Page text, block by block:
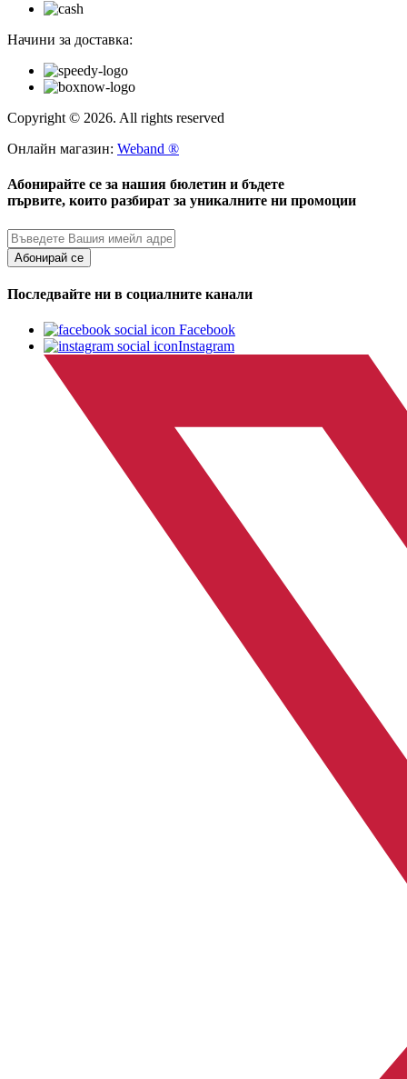
Начини за доставка:
Copyright © 2026. All rights reserved
Онлайн магазин: Weband ®
Абонирайте се за нашия бюлетин и бъдете
първите, които разбират за уникалните ни промоции
Абонирай се
Последвайте ни в социалните канали
Facebook
Instagram